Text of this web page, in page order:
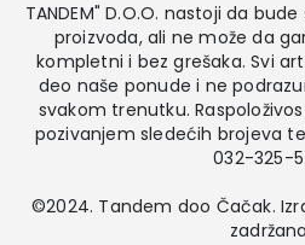
TANDEM" D.O.O. nastoji da
proizvoda, ali ne može da
kompletni i bez grešaka. Svi
deo naše ponude i ne
svakom trenutku.
pozivanjem sledećih brojeva
032-325-
©2024. Tandem doo Čačak.